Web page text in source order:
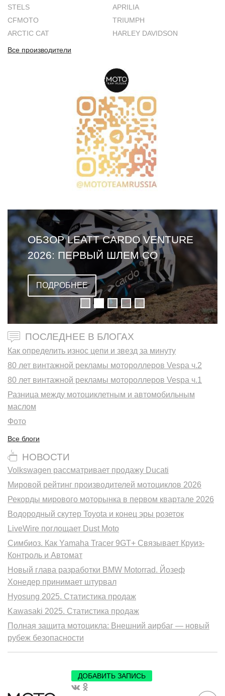
STELS
APRILIA
CFMOTO
TRIUMPH
ARCTIC CAT
HARLEY DAVIDSON
Все производители
ОБЗОР LEATT CARDO VENTURE
2026: ПЕРВЫЙ ШЛЕМ СО
ВСТРОЕННОЙ ГАРНИТУРОЙ
ПОДРОБНЕЕ
ПОСЛЕДНЕЕ В БЛОГАХ
Как определить износ цепи и звезд за минуту
80 лет винтажной рекламы мотороллеров Vespa ч.2
80 лет винтажной рекламы мотороллеров Vespa ч.1
Разница между мотоциклетным и автомобильным
маслом
Фото
Все блоги
НОВОСТИ
Volkswagen рассматривает продажу Ducati
Мировой рейтинг производителей мотоциклов 2026
Рекорды мирового моторынка в первом квартале 2026
Водородный скутер Toyota и конец эры розеток
LiveWire поглощает Dust Moto
Симбиоз. Как Yamaha Tracer 9GT+ Связывает Круиз-
Контроль и Автомат
Новый глава разработки BMW Motorrad. Йозеф
Хонедер принимает штурвал
Hyosung 2025. Статистика продаж
Kawasaki 2025. Статистика продаж
Полная защита мотоцикла: Внешний аирбаг — новый
рубеж безопасности
ДОБАВИТЬ ЗАПИСЬ